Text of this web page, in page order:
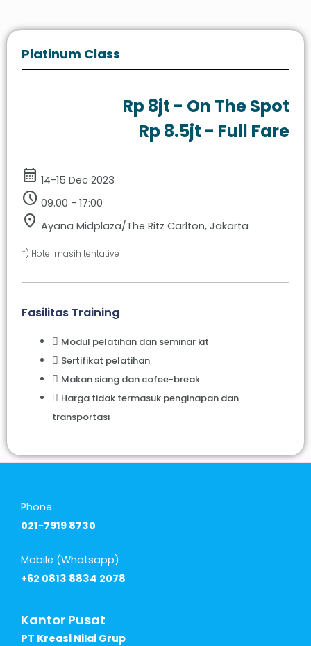
Platinum Class
Rp 8jt - On The Spot
Rp 8.5jt - Full Fare
calendar_month 14-15 Dec 2023
schedule 09.00 - 17:00
location_on Ayana Midplaza/The Ritz Carlton, Jakarta
*) Hotel masih tentative
Fasilitas Training
Modul pelatihan dan seminar kit
Sertifikat pelatihan
Makan siang dan cofee-break
Harga tidak termasuk penginapan dan
transportasi
Phone
021-7919 8730
Mobile (Whatsapp)
+62 0813 8834 2078
Kantor Pusat
PT Kreasi Nilai Grup